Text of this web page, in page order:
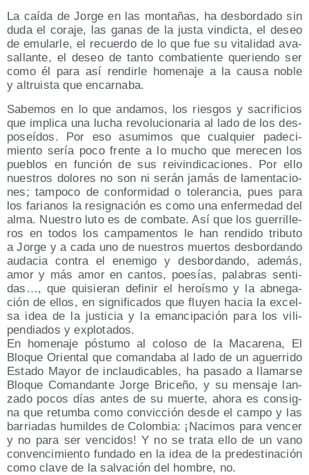
La caí­da de Jor­ge en las mon­ta­ñas, ha des­bor­da­do sin
duda el cora­je, las ganas de la jus­ta vin­dic­ta, el deseo
de emu­lar­le, el recuer­do de lo que fue su vita­li­dad ava­
sa­llan­te, el deseo de tan­to com­ba­tien­te que­rien­do ser
como él para así ren­dir­le home­na­je a la cau­sa noble
y altruis­ta que encarnaba.
Sabe­mos en lo que anda­mos, los ries­gos y sacri­fi­cios
que impli­ca una lucha revo­lu­cio­na­ria al lado de los des­
po­seí­dos. Por eso asu­mi­mos que cual­quier pade­ci­
mien­to sería poco fren­te a lo mucho que mere­cen los
pue­blos en fun­ción de sus rei­vin­di­ca­cio­nes. Por ello
nues­tros dolo­res no son ni serán jamás de lamen­ta­cio­
nes; tam­po­co de con­for­mi­dad o tole­ran­cia, pues para
los faria­nos la resig­na­ción es como una enfer­me­dad del
alma. Nues­tro luto es de com­ba­te. Así que los gue­rri­lle­
ros en todos los cam­pa­men­tos le han ren­di­do tri­bu­to
a Jor­ge y a cada uno de nues­tros muer­tos des­bor­dan­do
auda­cia con­tra el enemi­go y des­bor­dan­do, ade­más,
amor y más amor en can­tos, poe­sías, pala­bras sen­ti­
das…, que qui­sie­ran defi­nir el heroís­mo y la abne­ga­
ción de ellos, en sig­ni­fi­ca­dos que flu­yen hacia la excel­
sa idea de la jus­ti­cia y la eman­ci­pa­ción para los vili­
pen­dia­dos y explotados.
En home­na­je pós­tu­mo al colo­so de la Maca­re­na, El
Blo­que Orien­tal que coman­da­ba al lado de un ague­rri­do
Esta­do Mayor de inclau­di­ca­bles, ha pasa­do a lla­mar­se
Blo­que Coman­dan­te Jor­ge Bri­ce­ño, y su men­sa­je lan­
za­do pocos días antes de su muer­te, aho­ra es con­sig­
na que retum­ba como con­vic­ción des­de el cam­po y las
barria­das humil­des de Colom­bia: ¡Naci­mos para ven­cer
y no para ser ven­ci­dos! Y no se tra­ta ello de un vano
con­ven­ci­mien­to fun­da­do en la idea de la pre­des­ti­na­ción
como cla­ve de la sal­va­ción del hom­bre, no.